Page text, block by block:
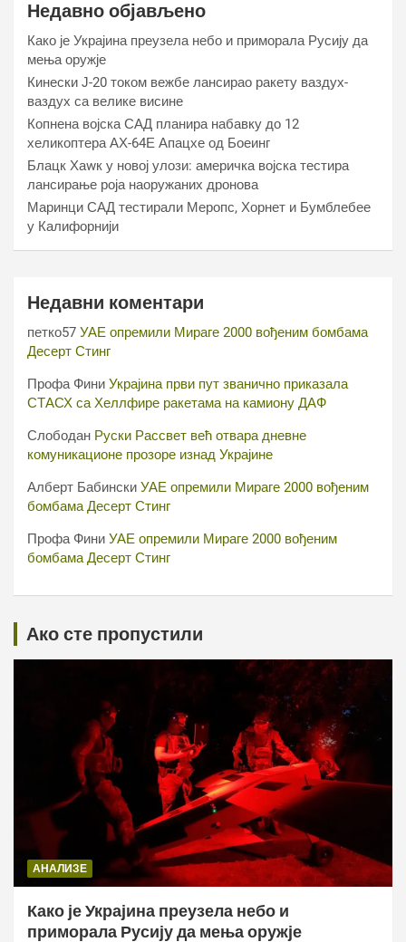
Недавно објављено
Како је Украјина преузела небо и приморала Русију да
мења оружје
Кинески Ј-20 током вежбе лансирао ракету ваздух-
ваздух са велике висине
Копнена војска САД планира набавку до 12
хеликоптера АХ-64Е Апацхе од Боеинг
Блацк Хаwк у новој улози: америчка војска тестира
лансирање роја наоружаних дронова
Маринци САД тестирали Меропс, Хорнет и Бумблебее
у Калифорнији
Недавни коментари
петко57 УАЕ опремили Мираге 2000 вођеним бомбама
Десерт Стинг
Профа Фини Украјина први пут званично приказала
СТАСХ са Хеллфире ракетама на камиону ДАФ
Слободан Руски Рассвет већ отвара дневне
комуникационе прозоре изнад Украјине
Алберт Бабински УАЕ опремили Мираге 2000 вођеним
бомбама Десерт Стинг
Профа Фини УАЕ опремили Мираге 2000 вођеним
бомбама Десерт Стинг
Ако сте пропустили
АНАЛИЗЕ
Како је Украјина преузела небо и
приморала Русију да мења оружје